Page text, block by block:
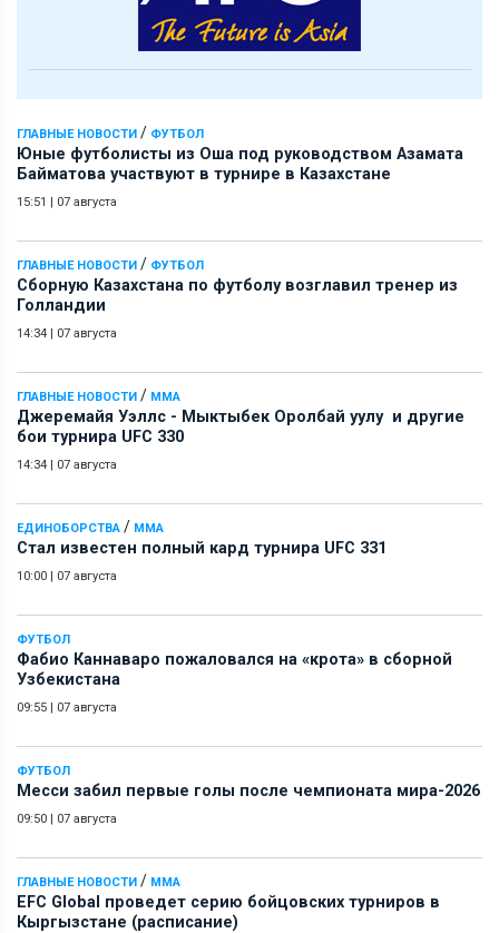
ГЛАВНЫЕ НОВОСТИ / ФУТБОЛ
Юные футболисты из Оша под руководством Азамата
Байматова участвуют в турнире в Казахстане
15:51 | 07 августа
ГЛАВНЫЕ НОВОСТИ / ФУТБОЛ
Сборную Казахстана по футболу возглавил тренер из
Голландии
14:34 | 07 августа
ГЛАВНЫЕ НОВОСТИ / ММА
Джеремайя Уэллс - Мыктыбек Оролбай уулу и другие
бои турнира UFC 330
14:34 | 07 августа
ЕДИНОБОРСТВА / ММА
Стал известен полный кард турнира UFC 331
10:00 | 07 августа
ФУТБОЛ
Фабио Каннаваро пожаловался на «крота» в сборной
Узбекистана
09:55 | 07 августа
ФУТБОЛ
Месси забил первые голы после чемпионата мира-2026
09:50 | 07 августа
ГЛАВНЫЕ НОВОСТИ / ММА
EFC Global проведет серию бойцовских турниров в
Кыргызстане (расписание)